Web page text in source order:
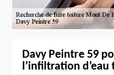
Davy Peintre 59
l’infiltration